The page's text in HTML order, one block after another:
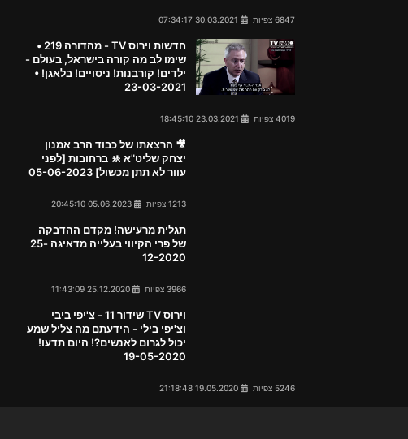
6847 צפיות
חדשות וירוס TV - מהדורה 219 •
שימו לב מה קורה בישראל, בעולם -
ילדים! קורבנות! ניסויים! בלאגן! •
23-03-2021
4019 צפיות
🎥 הרצאתו של כבוד הרב אמנון
יצחק שליט"א 🚸 ברחובות [לפני
עוור לא תתן מכשול] 05-06-2023
1213 צפיות
תגלית מרעישה! מקדם ההדבקה
של פרי הקיווי בעלייה מדאיגה 25-
12-2020
3966 צפיות
וירוס TV שידור 11 - צ'יפי ביבי
וצ'יפי בילי - הידעתם מה צליל שמע
יכול לגרום לאנשים?! היום תדעו!
19-05-2020
5246 צפיות